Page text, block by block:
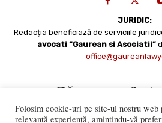
JURIDIC:
Redacția beneficiază de serviciile
avocati “Gaurean si Asociatii”
Folosim cookie-uri pe site-ul nostru web
relevantă experiență, amintindu-vă